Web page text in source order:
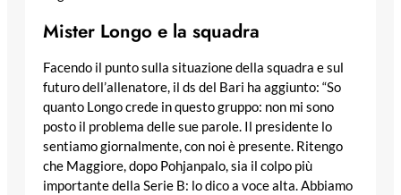
Mister Longo e la squadra
Facendo il punto sulla situazione della squadra e sul
futuro dell’allenatore, il ds del Bari ha aggiunto: “So
quanto Longo crede in questo gruppo: non mi sono
posto il problema delle sue parole. Il presidente lo
sentiamo giornalmente, con noi è presente. Ritengo
che Maggiore, dopo Pohjanpalo, sia il colpo più
importante della Serie B: lo dico a voce alta. Abbiamo